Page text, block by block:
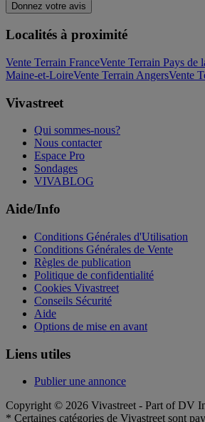
Donnez votre avis
Localités à proximité
Vente Terrain FranceVente Terrain Pays de
Maine-et-LoireVente Terrain AngersVente
Vivastreet
Qui sommes-nous?
Nous contacter
Espace Pro
Sondages
VIVABLOG
Aide/Info
Conditions Générales d'Utilisation
Conditions Générales de Vente
Règles de publication
Politique de confidentialité
Cookies Vivastreet
Conseils Sécurité
Aide
Options de mise en avant
Liens utiles
Publier une annonce
Copyright © 2026 Vivastreet - Part of DV
* Certaines catégories de Vivastreet sont